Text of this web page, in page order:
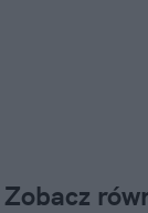
Zobacz